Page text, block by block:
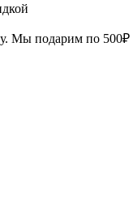
Мы подарим по 500₽